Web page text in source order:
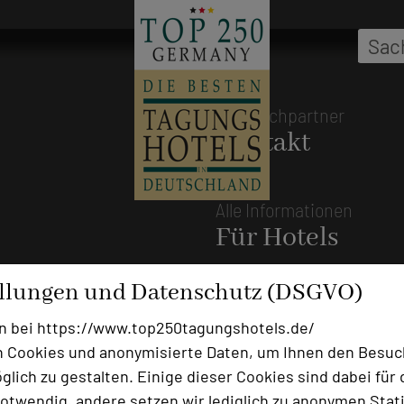
und Datenschutz (DSGVO)
bei https://www.top250tagungshotels.de/
und anonymisierte Daten, um Ihnen den
zu gestalten. Einige dieser Cookies sind dabei für
Ansprechpartner
Kontakt
Alle Informationen
Für Hotels
Top 250 Germany Inside
MICE Start
Login